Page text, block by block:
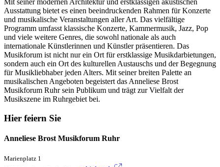
Mit seiner modernen Architektur und erstklassigen akustischen
Ausstattung bietet es einen beeindruckenden Rahmen für Konzerte
und musikalische Veranstaltungen aller Art. Das vielfältige
Programm umfasst klassische Konzerte, Kammermusik, Jazz, Pop
und viele weitere Genres, die sowohl nationale als auch
internationale Künstlerinnen und Künstler präsentieren. Das
Musikforum ist nicht nur ein Ort für erstklassige Musikdarbietungen,
sondern auch ein Ort des kulturellen Austauschs und der Begegnung
für Musikliebhaber jeden Alters. Mit seiner breiten Palette an
musikalischen Angeboten begeistert das Anneliese Brost
Musikforum Ruhr sein Publikum und trägt zur Vielfalt der
Musikszene im Ruhrgebiet bei.
Hier feiern Sie
Anneliese Brost Musikforum Ruhr
Marienplatz 1